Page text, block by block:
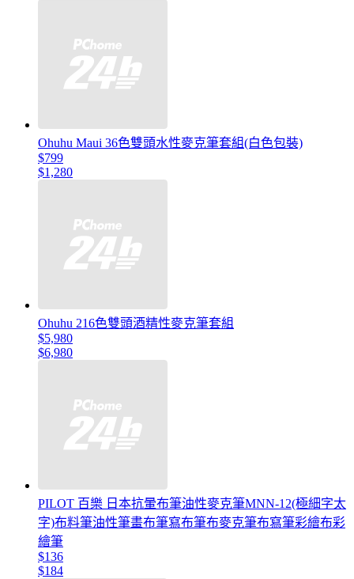
Ohuhu Maui 36色雙頭水性麥克筆套組(白色包裝)
$799
$1,280
Ohuhu 216色雙頭酒精性麥克筆套組
$5,980
$6,980
PILOT 百樂 日本抗暈布筆油性麥克筆MNN-12(極細字太
字)布料筆油性筆畫布筆寫布筆布麥克筆布寫筆彩繪布彩
繪筆
$136
$184